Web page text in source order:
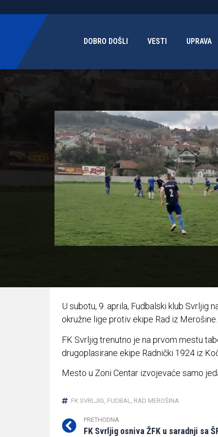
DOBRO DOŠLI VESTI UPRAVA
U subotu, 9. aprila, Fudbalski klub Svrljig
okružne lige protiv ekipe Rad iz Merošine.
FK Svrljig trenutno je na prvom mestu
drugoplasirane ekipe Radnički 1924 iz
Mesto u Zoni Centar izvojevaće samo
FK SVRLJIG, FUDBAL, RAD MEROŠINA
PRETHODNA